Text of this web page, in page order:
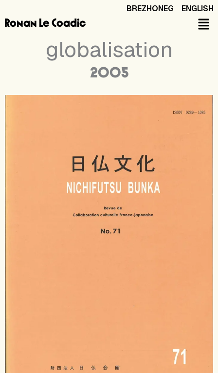
au
contenu
BREZHONEG ENGLISH
Ronan Le CoadicIdentités et
globalisation
2005